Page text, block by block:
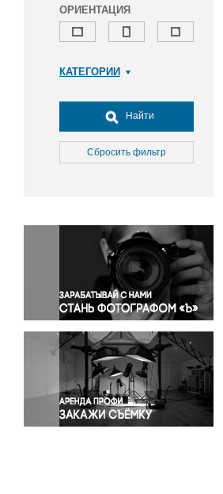
ОРИЕНТАЦИЯ
КАТЕГОРИИ
Досуг, туризм и отдых
Культура
Медицина
Окружающая среда
Политика
Правосудие
Происшествия и конфликты
Религия
Светская жизнь
Спорт
Экология
Экономика и бизнес
Найти
Сбросить фильтр